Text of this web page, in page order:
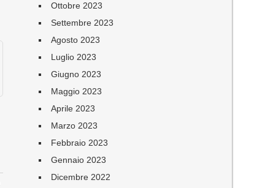
Ottobre 2023
Settembre 2023
Agosto 2023
Luglio 2023
Giugno 2023
Maggio 2023
Aprile 2023
Marzo 2023
Febbraio 2023
Gennaio 2023
Dicembre 2022